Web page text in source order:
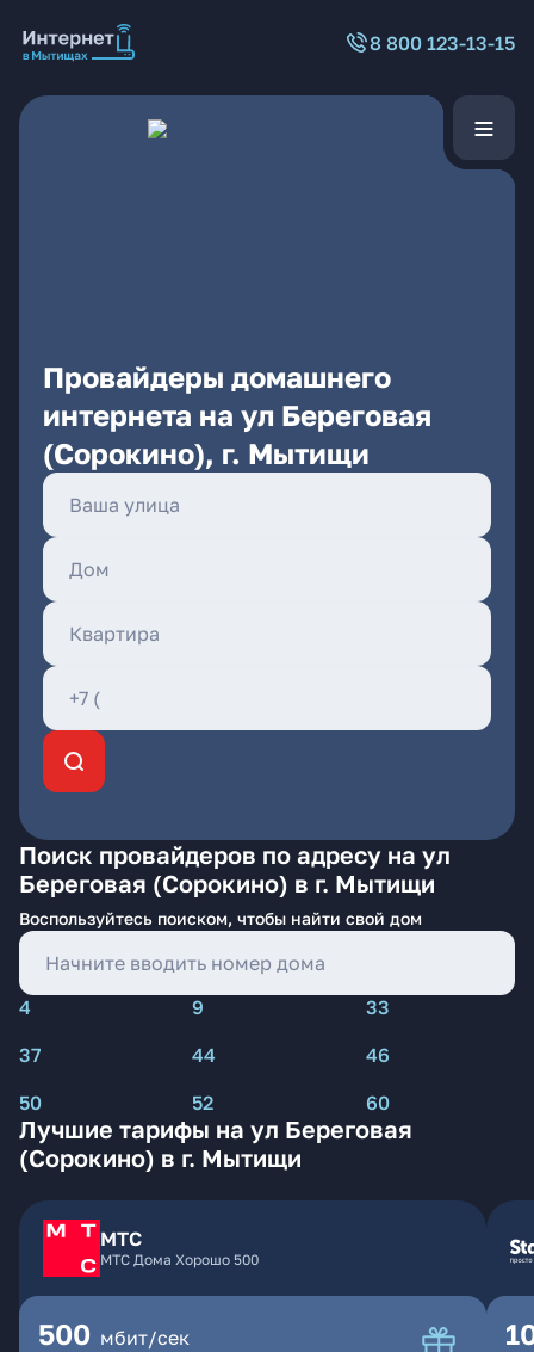
8 800 123-13-15
Провайдеры домашнего
интернета на ул Береговая
(Сорокино), г. Мытищи
Поиск провайдеров по адресу на ул
Береговая (Сорокино) в г. Мытищи
Воспользуйтесь поиском, чтобы найти свой дом
4 9
33
37
44
46
50
52 60
Лучшие тарифы на ул Береговая
(Сорокино) в г. Мытищи
МТС
МТС Дома Хорошо 500
500 мбит/сек